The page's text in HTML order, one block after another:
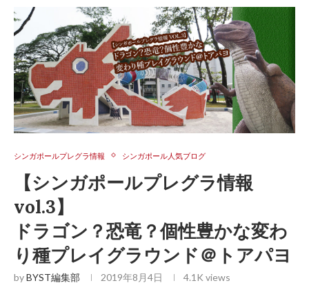
シンガポールプレグラ情報 シンガポール人気ブログ
【シンガポールプレグラ情報
vol.3】
ドラゴン？恐竜？個性豊かな変わ
り種プレイグラウンド＠トアパヨ
byBYST編集部 2019年8月4日 4.1K views